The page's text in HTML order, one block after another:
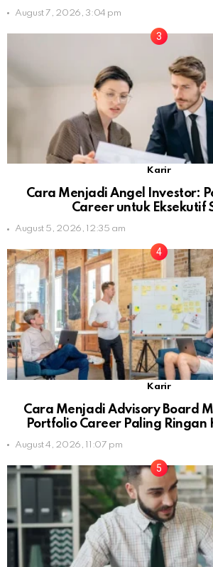
August 7, 2026, 3:04 pm
Karir
Cara Menjadi Angel Investor:
Career untuk Eksekutif
August 5, 2026, 12:35 am
Karir
Cara Menjadi Advisory Board
Portfolio Career Paling Ringan
August 4, 2026, 11:07 pm